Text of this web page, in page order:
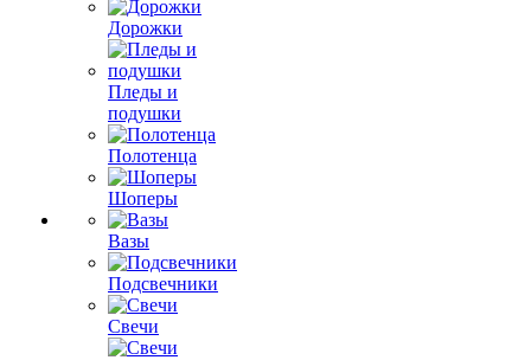
Дорожки
Пледы и
подушки
Полотенца
Шоперы
Вазы
Подсвечники
Свечи